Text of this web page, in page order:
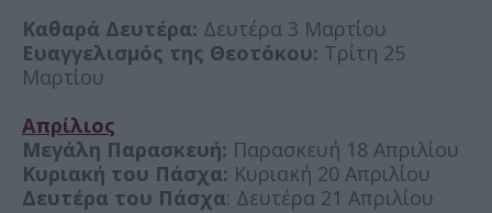
Καθαρά Δευτέρα: Δευτέρα 3 Μαρτίου
Ευαγγελισμός της Θεοτόκου: Τρίτη 25
Μαρτίου
Απρίλιος
Μεγάλη Παρασκευή: Παρασκευή 18 Απριλίου
Κυριακή του Πάσχα: Κυριακή 20 Απριλίου
Δευτέρα του Πάσχα: Δευτέρα 21 Απριλίου